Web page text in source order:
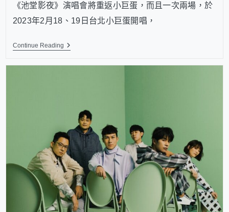
《池堂影夜》演唱會將重返小巨蛋，而且一次兩場，於
2023年2月18、19日台北小巨蛋開唱，
Continue Reading